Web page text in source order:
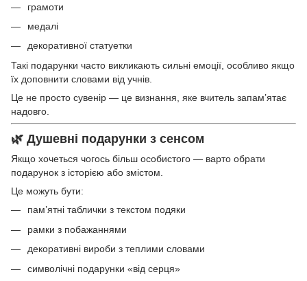
грамоти
медалі
декоративної статуетки
Такі подарунки часто викликають сильні емоції, особливо якщо
їх доповнити словами від учнів.
Це не просто сувенір — це визнання, яке вчитель запам’ятає
надовго.
🌿 Душевні подарунки з сенсом
Якщо хочеться чогось більш особистого — варто обрати
подарунок з історією або змістом.
Це можуть бути:
пам’ятні таблички з текстом подяки
рамки з побажаннями
декоративні вироби з теплими словами
символічні подарунки «від серця»